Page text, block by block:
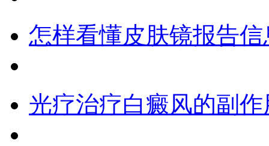
怎样看懂皮肤镜报告信
光疗治疗白癜风的副